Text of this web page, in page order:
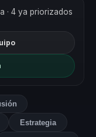
· 4 ya priorizados
Estrategia